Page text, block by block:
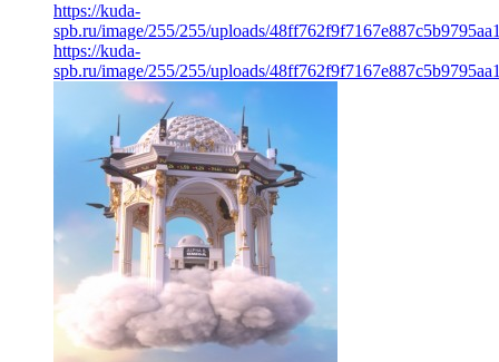
https://kuda-
spb.ru/image/255/255/uploads/
https://kuda-
spb.ru/image/255/255/uploads/